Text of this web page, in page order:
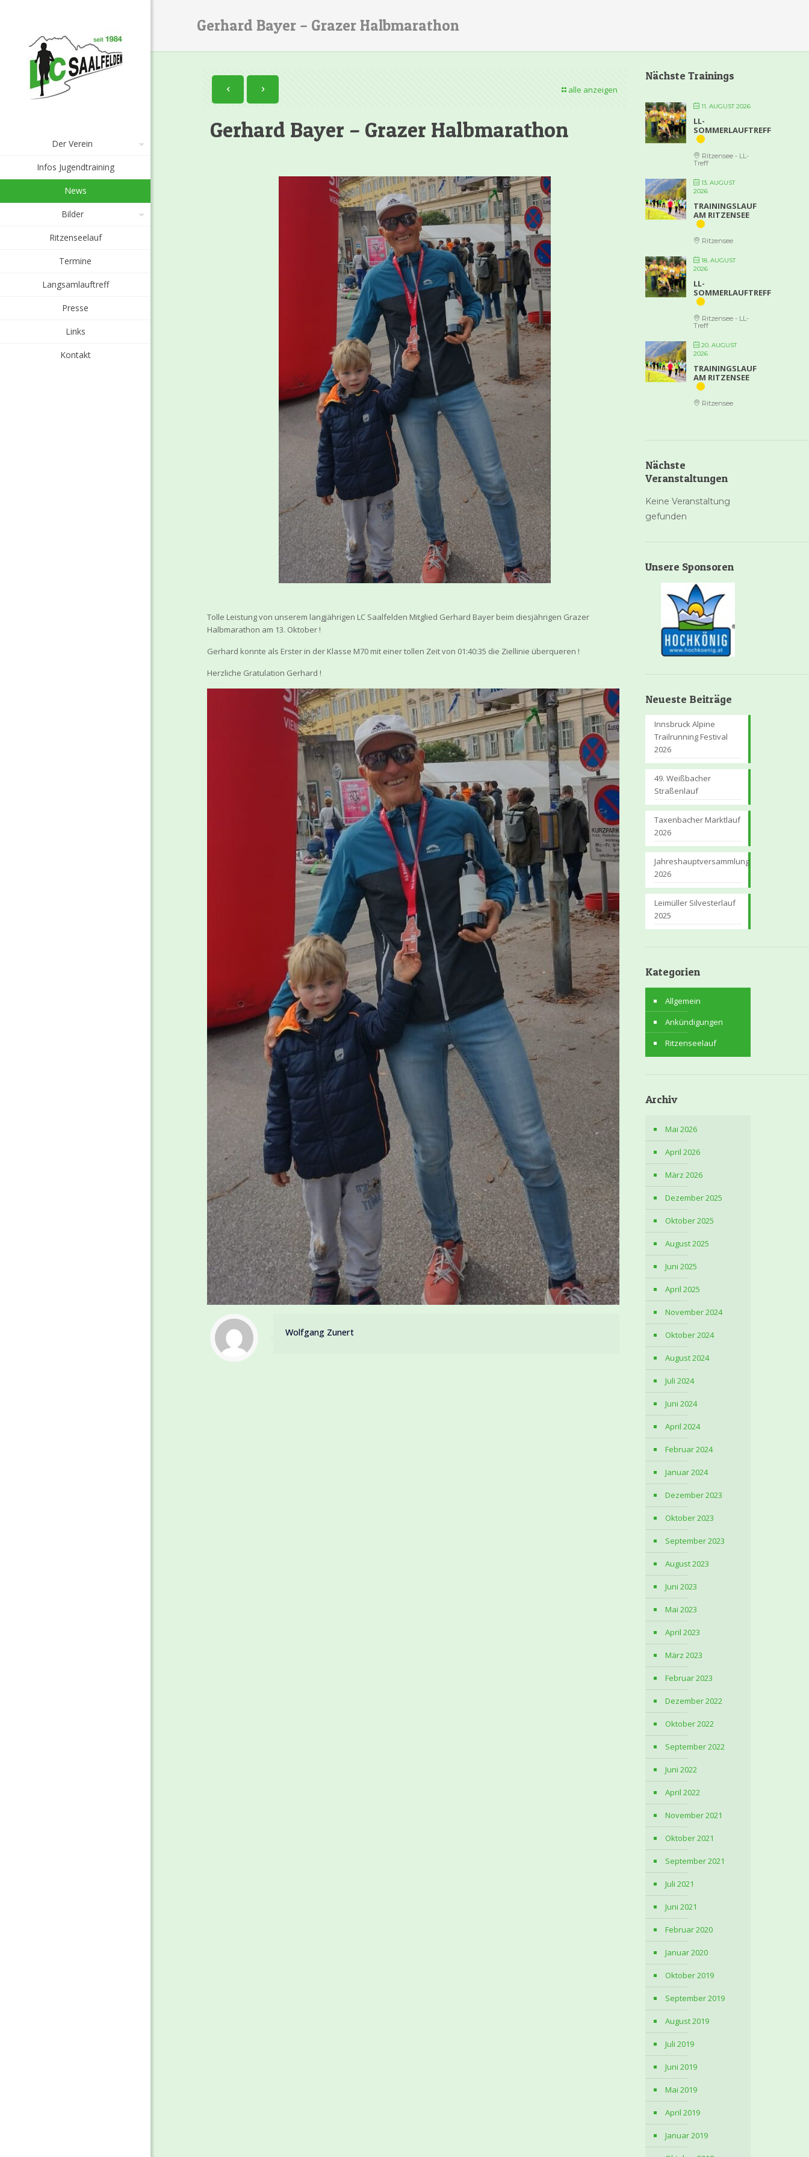
Der Verein
Infos Jugendtraining
News
Bilder
Ritzenseelauf
Termine
Langsamlauftreff
Presse
Links
Kontakt
Gerhard Bayer – Grazer Halbmarathon
alle anzeigen
Gerhard Bayer – Grazer Halbmarathon
Tolle Leistung von unserem langjährigen LC Saalfelden Mitglied Gerhard Bayer beim diesjährigen Grazer
Halbmarathon am 13. Oktober !
Gerhard konnte als Erster in der Klasse M70 mit einer tollen Zeit von 01:40:35 die Ziellinie überqueren !
Herzliche Gratulation Gerhard !
Wolfgang Zunert
Nächste Trainings
11. AUGUST 2026
LL-
SOMMERLAUFTREFF
Ritzensee - LL-
Treff
13. AUGUST
2026
TRAININGSLAUF
AM RITZENSEE
Ritzensee
18. AUGUST
2026
LL-
SOMMERLAUFTREFF
Ritzensee - LL-
Treff
20. AUGUST
2026
TRAININGSLAUF
AM RITZENSEE
Ritzensee
Nächste
Veranstaltungen
Keine Veranstaltung
gefunden
Unsere Sponsoren
Neueste Beiträge
Innsbruck Alpine
Trailrunning Festival
2026
49. Weißbacher
Straßenlauf
Taxenbacher Marktlauf
2026
Jahreshauptversammlung
2026
Leimüller Silvesterlauf
2025
Kategorien
Allgemein
Ankündigungen
Ritzenseelauf
Archiv
Mai 2026
April 2026
März 2026
Dezember 2025
Oktober 2025
August 2025
Juni 2025
April 2025
November 2024
Oktober 2024
August 2024
Juli 2024
Juni 2024
April 2024
Februar 2024
Januar 2024
Dezember 2023
Oktober 2023
September 2023
August 2023
Juni 2023
Mai 2023
April 2023
März 2023
Februar 2023
Dezember 2022
Oktober 2022
September 2022
Juni 2022
April 2022
November 2021
Oktober 2021
September 2021
Juli 2021
Juni 2021
Februar 2020
Januar 2020
Oktober 2019
September 2019
August 2019
Juli 2019
Juni 2019
Mai 2019
April 2019
Januar 2019